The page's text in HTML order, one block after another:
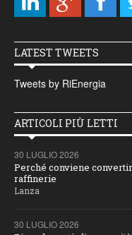
LATEST TWEETS
Tweets by RiEnergia
ARTICOLI PIÙ LETTI
30 LUGLIO 2026
Perché conviene
raffinerie
Lanza
30 LUGLIO 2026